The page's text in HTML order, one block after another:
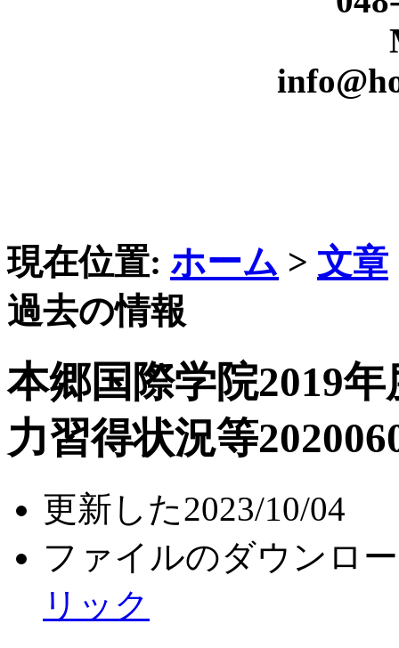
現在位置: ホーム > 文章
過去の情報
本郷国際学院2019
力習得状況等
更新した2023/10/04
ファイルのダウンロ
リック